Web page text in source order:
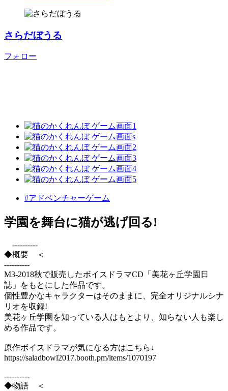
さらだぼうる
フォロー
#アドベンチャーゲーム
学園を舞台に猫が逃げ回る!
----------
◆概要 ＜
----------
M3-2018秋で販売したボイスドラマCD「美花ヶ丘学園日
誌」をもとにした作品です。
個性豊かなキャラクターはそのままに、完全オリジナルシナ
リオを収録!
美花ヶ丘学園を知っている人はもとより、知らない人も楽し
める作品です。
原作ボイスドラマが気になる方はこちら↓
https://saladbowl2017.booth.pm/items/1070197
----------
◆物語 ＜